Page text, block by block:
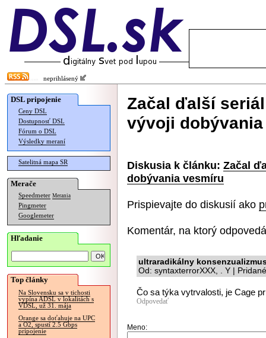
neprihlásený
DSL pripojenie
Ceny DSL
Dostupnosť DSL
Fórum o DSL
Výsledky meraní
Satelitná mapa SR
Merače
Speedmeter Merania
Pingmeter
Googlemeter
Hľadanie
Top články
Na Slovensku sa v tichosti
vypína ADSL v lokalitách s
VDSL, už 31. mája
Orange sa doťahuje na UPC
a O2, spustí 2.5 Gbps
pripojenie
Začal ďalší
vývoji
Diskusia k článku: Začal
dobývania vesmíru
Prispievajte do diskusií ako
Komentár, na ktorý
ultraradikálny
Od: syntaxterrorXXX, . Y |
Čo sa týka vytrvalosti, je Cage
Odpovedať
Meno: